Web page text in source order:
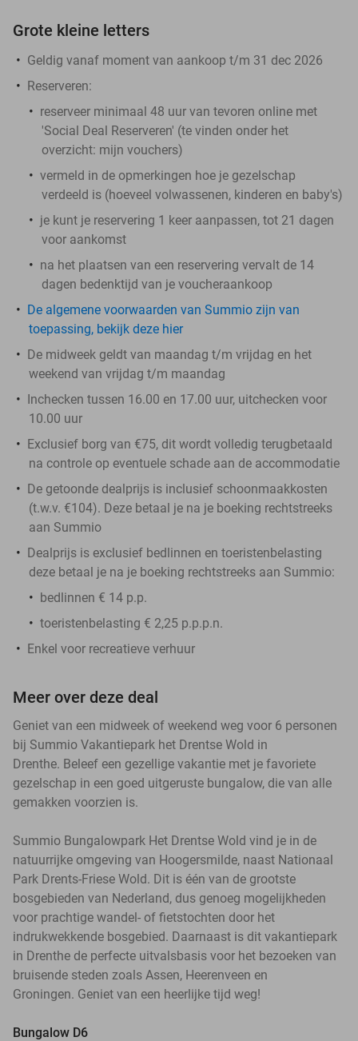
Grote kleine letters
Geldig vanaf moment van aankoop t/m 31 dec 2026
Reserveren:
reserveer minimaal 48 uur van tevoren online met
'Social Deal Reserveren' (te vinden onder het
overzicht: mijn vouchers)
vermeld in de opmerkingen hoe je gezelschap
verdeeld is (hoeveel volwassenen, kinderen en baby's)
je kunt je reservering 1 keer aanpassen, tot 21 dagen
voor aankomst
na het plaatsen van een reservering vervalt de 14
dagen bedenktijd van je voucheraankoop
De algemene voorwaarden van Summio zijn van
toepassing, bekijk deze hier
De midweek geldt van maandag t/m vrijdag en het
weekend van vrijdag t/m maandag
Inchecken tussen 16.00 en 17.00 uur, uitchecken voor
10.00 uur
Exclusief borg van €75, dit wordt volledig terugbetaald
na controle op eventuele schade aan de accommodatie
De getoonde dealprijs is inclusief schoonmaakkosten
(t.w.v. €104). Deze betaal je na je boeking rechtstreeks
aan Summio
Dealprijs is exclusief bedlinnen en toeristenbelasting
deze betaal je na je boeking rechtstreeks aan Summio:
bedlinnen € 14 p.p.
toeristenbelasting € 2,25 p.p.p.n.
Enkel voor recreatieve verhuur
Meer over deze deal
Geniet van een midweek of weekend weg voor 6 personen
bij Summio Vakantiepark het Drentse Wold in
Drenthe. Beleef een gezellige vakantie met je favoriete
gezelschap in een goed uitgeruste bungalow, die van alle
gemakken voorzien is.
Summio Bungalowpark Het Drentse Wold vind je in de
natuurrijke omgeving van Hoogersmilde, naast Nationaal
Park Drents-Friese Wold. Dit is één van de grootste
bosgebieden van Nederland, dus genoeg mogelijkheden
voor prachtige wandel- of fietstochten door het
indrukwekkende bosgebied. Daarnaast is dit vakantiepark
in Drenthe de perfecte uitvalsbasis voor het bezoeken van
bruisende steden zoals Assen, Heerenveen en
Groningen. Geniet van een heerlijke tijd weg!
Bungalow D6